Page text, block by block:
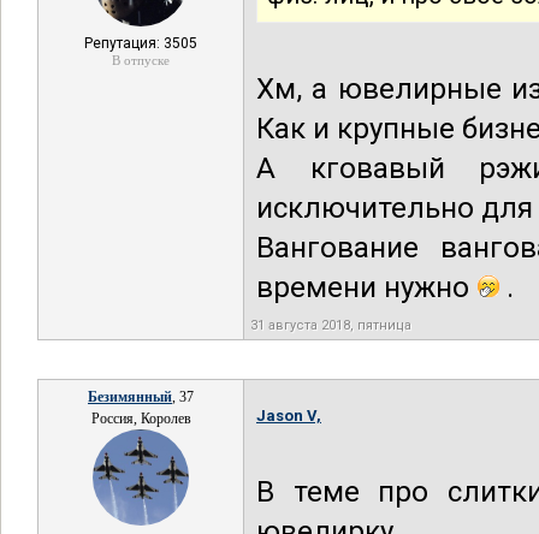
Репутация: 3505
В отпуске
Хм, а ювелирные
Как и крупные
А кговавый
исключительно
Вангование
времени нужно
.
31 августа 2018, пятница
Безимянный, 37
Россия, Королев
Jason V,
В теме про